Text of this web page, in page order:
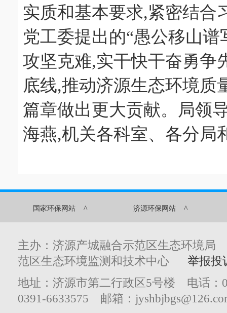
实质和基本要求,紧密结合
党工委提出的“愚公移山谱
攻坚克难,实干快干奋勇争
底线,推动济源生态环境质
篇章做出更大贡献。局领
海燕,机关各科室、各分局
国家环保网站 ^ 济源环保网站 ^
主办：济源产城融合示范区生态环境
范区生态环境监测和技术中心 举报投
地址：济源市第二行政区5号楼 电话：
0391-6633575 邮箱：